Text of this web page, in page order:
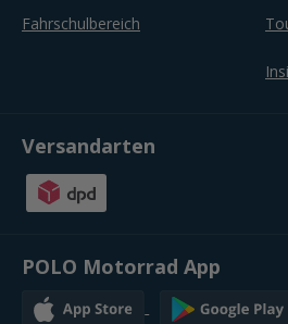
Fahrschulbereich
Versandarten
POLO Motorrad App